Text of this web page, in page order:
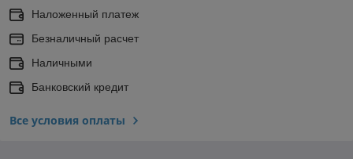
Наложенный платеж
Безналичный расчет
Наличными
Банковский кредит
Все условия оплаты